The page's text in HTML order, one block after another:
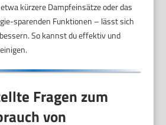
kürzere Dampfeinsätze oder das
sparenden Funktionen – lässt sich
So kannst du effektiv und
Fragen zum
von